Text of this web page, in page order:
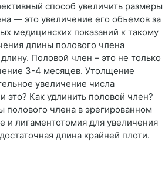
способ увеличить размеры
— это увеличение его объемов за
медицинских показаний к такому
длины полового члена
Половой член – это не только
3-4 месяцев. Утолщение
увеличение числа
Как удлинить половой член?
члена в эрегированном
и лигаментотомия для увеличения
длина крайней плоти.